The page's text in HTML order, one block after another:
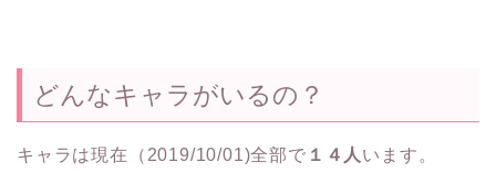
どんなキャラがいるの？
キャラは現在（2019/10/01)全部で １４人 います。